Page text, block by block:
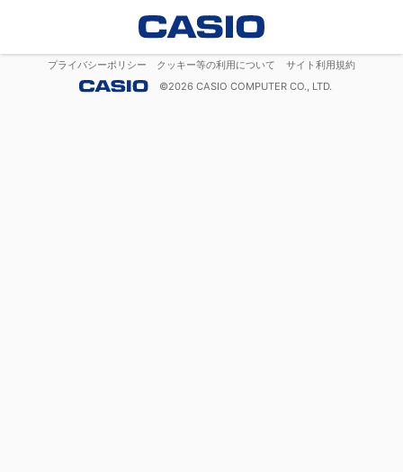
プライバシーポリシー クッキー等の利用について
サイト利用規約
©2026 CASIO COMPUTER CO., LTD.